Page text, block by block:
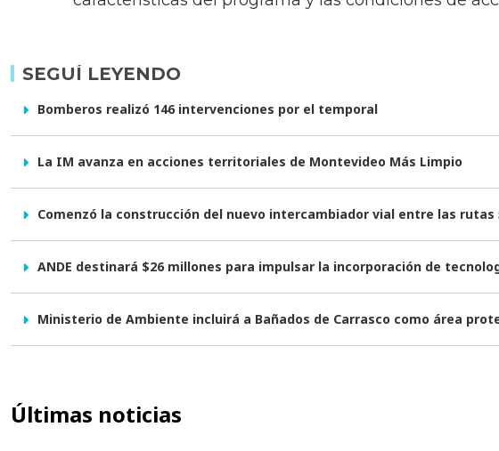
SEGUÍ LEYENDO
Bomberos realizó 146 intervenciones por el temporal
La IM avanza en acciones territoriales de Montevideo Más Limpio
Comenzó la construcción del nuevo intercambiador vial entre las rutas
ANDE destinará $26 millones para impulsar la incorporación de
Ministerio de Ambiente incluirá a Bañados de Carrasco como área
Últimas noticias